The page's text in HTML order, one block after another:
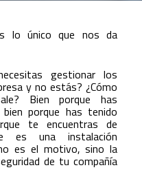
lo único que nos da
gestionar los
y no estás? ¿Cómo
Bien porque has
porque has tenido
te encuentras de
es una instalación
es el motivo, sino la
de tu compañía